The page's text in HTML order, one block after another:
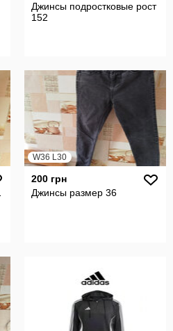
Джинсы подростковые рост
152
W36 L30
200 грн
Джинсы размер 36